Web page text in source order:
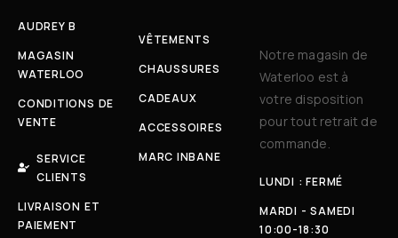
AUDREY B
MAGASIN
WATERLOO
CONDITIONS DE
VENTE
SERVICE
CLIENTS
LIVRAISON ET
PAIEMENT
VÊTEMENTS
CHAUSSURES
CADEAUX
ACCESSOIRES
MARC INBANE
Notre magasin de
Waterloo est à
votre disposition
pour tout retrait de
commande.
LUNDI : FERMÉ
MARDI - SAMEDI
10:00-18:30